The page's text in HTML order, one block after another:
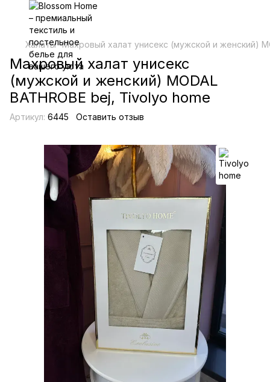
Халаты Махровый халат унисекс (мужской и женский)
Махровый халат унисекс
(мужской и женский) MODAL
BATHROBE bej, Tivolyo home
Артикул: 6445 Оставить отзыв